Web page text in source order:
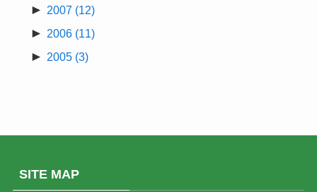
► 2007 (12)
► 2006 (11)
► 2005 (3)
SITE MAP